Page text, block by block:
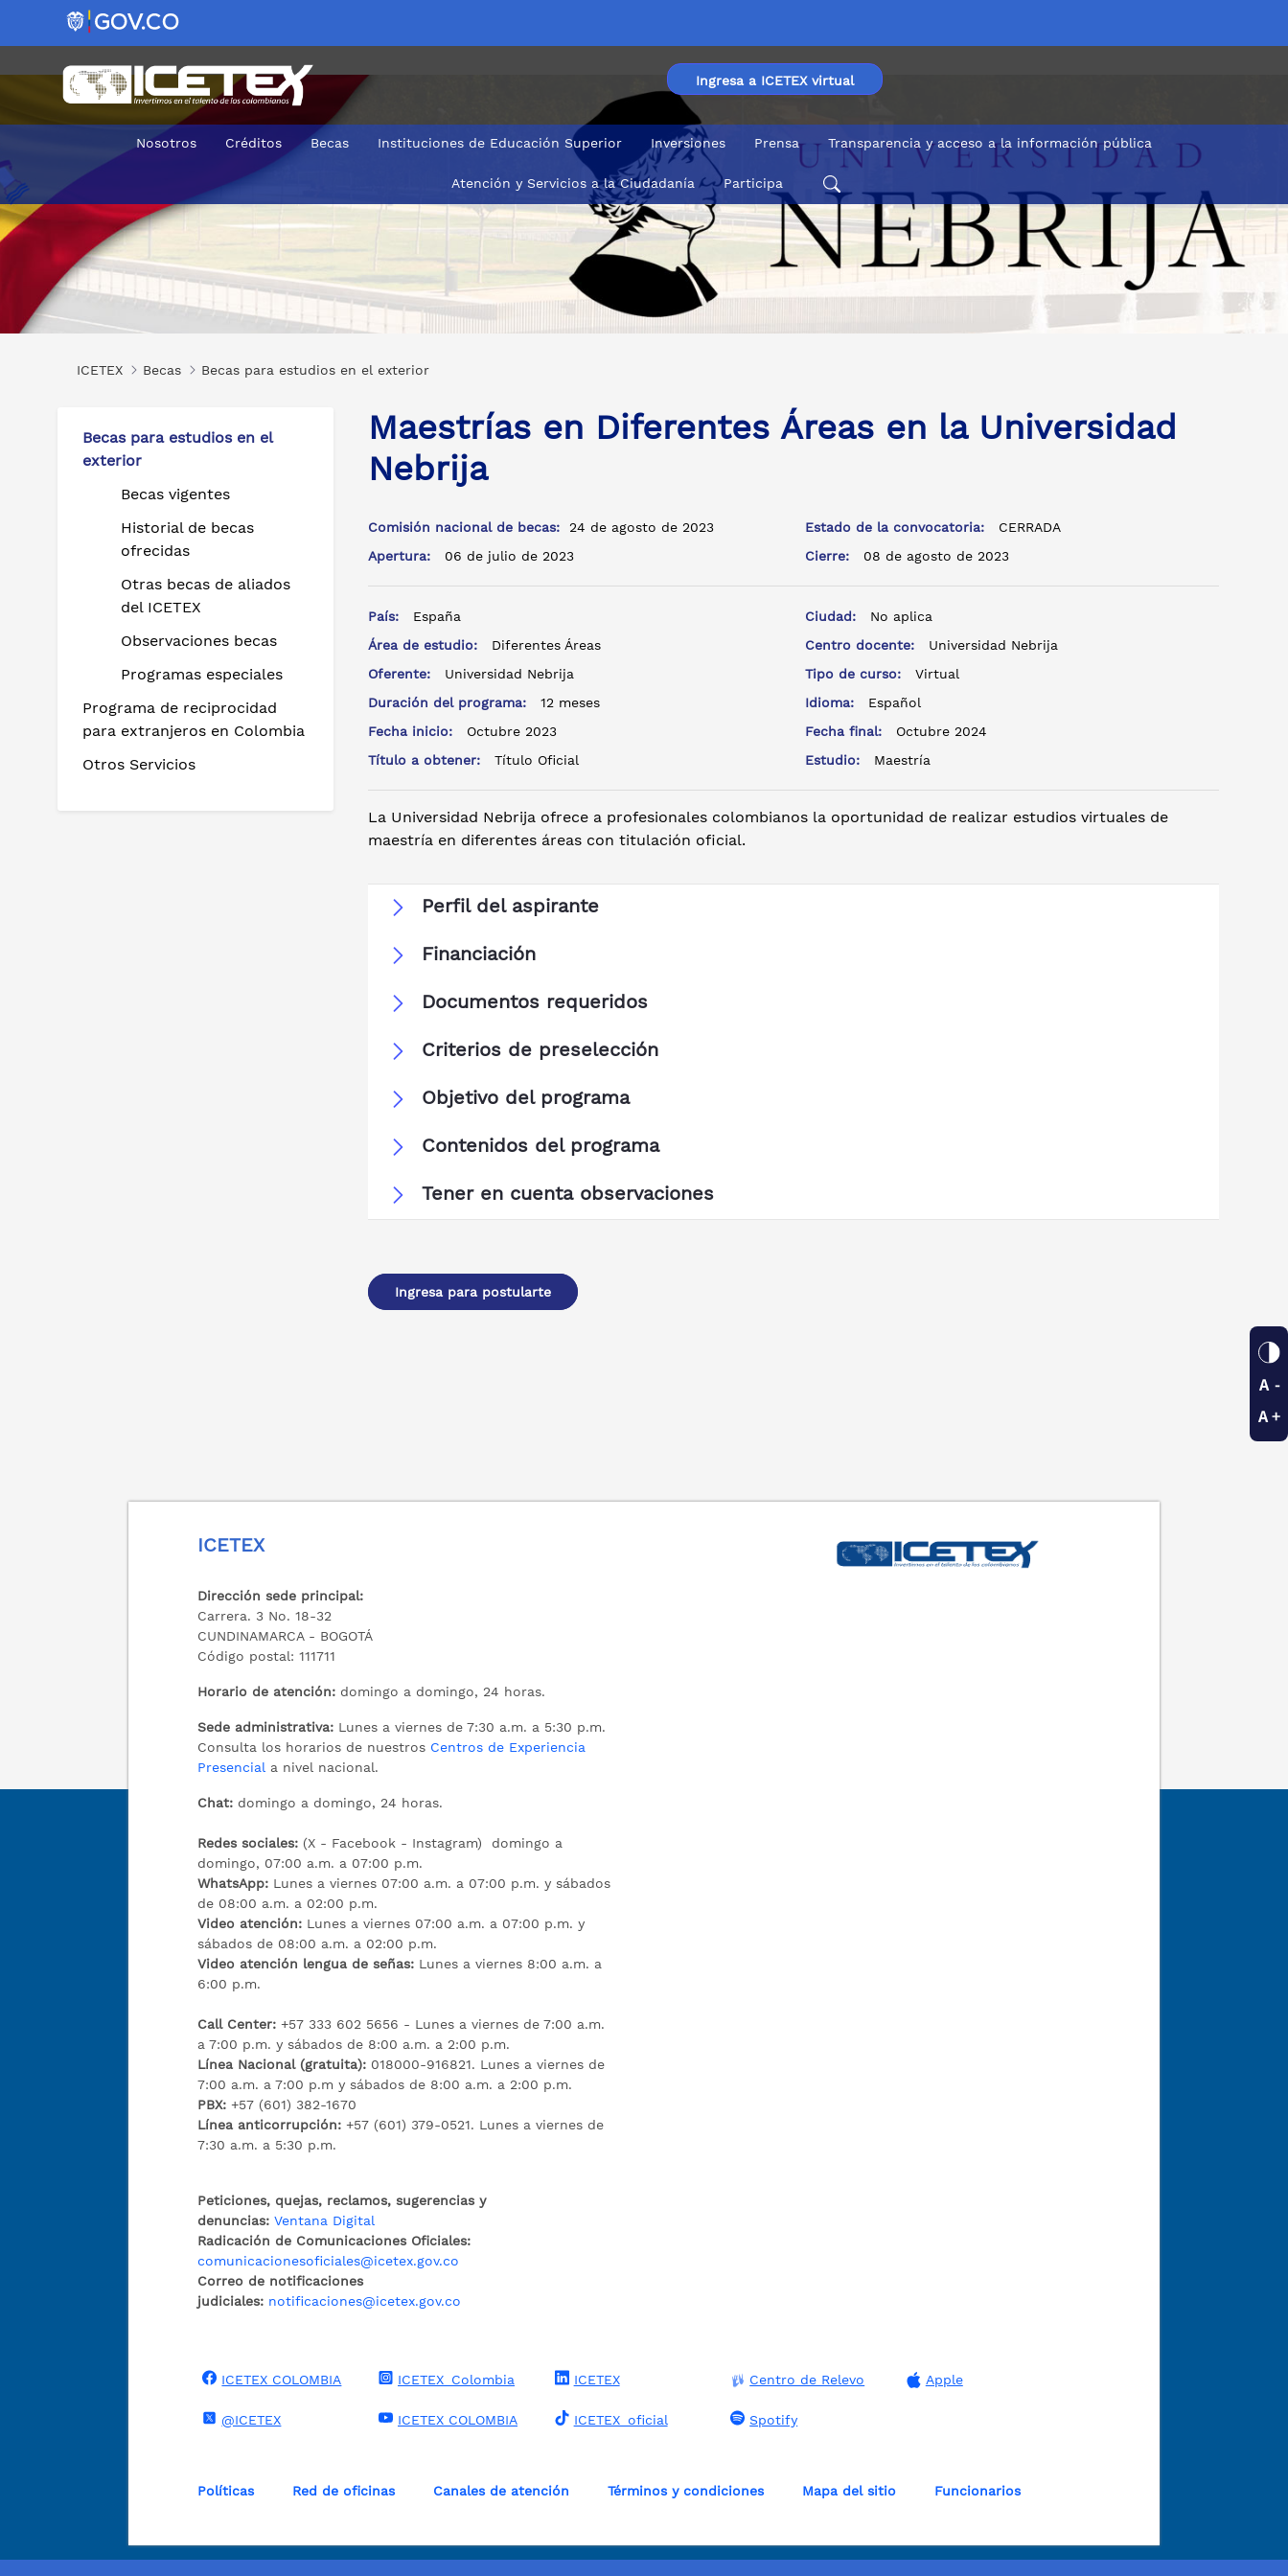
Ingresa a ICETEX virtual
Nosotros Créditos Becas Instituciones de Educación Superior Inversiones Prensa Transparencia y acceso a la información pública
Atención y Servicios a la Ciudadanía Participa
Maestrías en Diferentes Áreas en la Universidad Nebrija
ICETEX Becas Becas para estudios en el exterior
Becas para estudios en el
exterior
Becas vigentes
Historial de becas
ofrecidas
Otras becas de aliados
del ICETEX
Observaciones becas
Programas especiales
Programa de reciprocidad
para extranjeros en Colombia
Otros Servicios
Maestrías en Diferentes Áreas en la Universidad
Nebrija
Comisión nacional de becas: 24 de agosto de 2023
Apertura:
06 de julio de 2023
Estado de la convocatoria:
CERRADA
Cierre:
08 de agosto de 2023
País:
España
Área de estudio:
Diferentes Áreas
Oferente:
Universidad Nebrija
Duración del programa:
12 meses
Fecha inicio:
Octubre 2023
Título a obtener:
Título Oficial
Ciudad:
No aplica
Centro docente:
Universidad Nebrija
Tipo de curso:
Virtual
Idioma:
Español
Fecha final:
Octubre 2024
Estudio:
Maestría
La Universidad Nebrija ofrece a profesionales colombianos la oportunidad de realizar estudios virtuales de
maestría en diferentes áreas con titulación oficial.
Perfil del aspirante
Financiación
Documentos requeridos
Criterios de preselección
Objetivo del programa
Contenidos del programa
Tener en cuenta observaciones
Ingresa para postularte
ICETEX
Dirección sede principal:
Carrera. 3 No. 18-32
CUNDINAMARCA - BOGOTÁ
Código postal: 111711
Horario de atención: domingo a domingo, 24 horas.
Sede administrativa: Lunes a viernes de 7:30 a.m. a 5:30 p.m.
Consulta los horarios de nuestros Centros de Experiencia
Presencial a nivel nacional.
Chat: domingo a domingo, 24 horas.
Redes sociales: (X - Facebook - Instagram) domingo a
domingo, 07:00 a.m. a 07:00 p.m.
WhatsApp: Lunes a viernes 07:00 a.m. a 07:00 p.m. y sábados
de 08:00 a.m. a 02:00 p.m.
Video atención: Lunes a viernes 07:00 a.m. a 07:00 p.m. y
sábados de 08:00 a.m. a 02:00 p.m.
Video atención lengua de señas: Lunes a viernes 8:00 a.m. a
6:00 p.m.
Call Center:+57 333 602 5656 - Lunes a viernes de 7:00 a.m.
a 7:00 p.m. y sábados de 8:00 a.m. a 2:00 p.m.
Línea Nacional (gratuita): 018000-916821. Lunes a viernes de
7:00 a.m. a 7:00 p.m y sábados de 8:00 a.m. a 2:00 p.m.
PBX:+57 (601) 382-1670
Línea anticorrupción:+57 (601) 379-0521. Lunes a viernes de
7:30 a.m. a 5:30 p.m.
Peticiones, quejas, reclamos, sugerencias y
denuncias: Ventana Digital
Radicación de Comunicaciones Oficiales:
comunicacionesoficiales@icetex.gov.co
Correo de notificaciones
judiciales: notificaciones@icetex.gov.co
ICETEX COLOMBIA
@ICETEX
ICETEX_Colombia
ICETEX COLOMBIA
ICETEX
ICETEX_oficial
Centro de Relevo
Spotify
Apple
Políticas Red de oficinas Canales de atención Términos y condiciones Mapa del sitio Funcionarios